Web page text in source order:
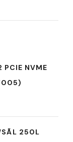
PCIE NVME
250L